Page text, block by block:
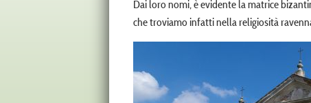
Dai loro nomi, è evidente la matrice
che troviamo infatti nella religiosità